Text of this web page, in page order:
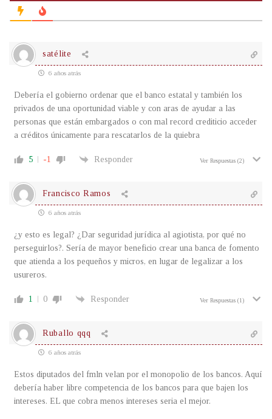
satélite
6 años atrás
Debería el gobierno ordenar que el banco estatal y también los
privados de una oportunidad viable y con aras de ayudar a las
personas que están embargados o con mal record crediticio acceder
a créditos únicamente para rescatarlos de la quiebra
5 -1 Responder Ver Respuestas (2)
Francisco Ramos
6 años atrás
¿y esto es legal? ¿Dar seguridad jurídica al agiotista, por qué no
perseguirlos?. Sería de mayor beneficio crear una banca de fomento
que atienda a los pequeños y micros, en lugar de legalizar a los
usureros.
1 0 Responder Ver Respuestas (1)
Ruballo qqq
6 años atrás
Estos diputados del fmln velan por el monopolio de los bancos. Aquí
debería haber libre competencia de los bancos para que bajen los
intereses. EL que cobra menos intereses seria el mejor.